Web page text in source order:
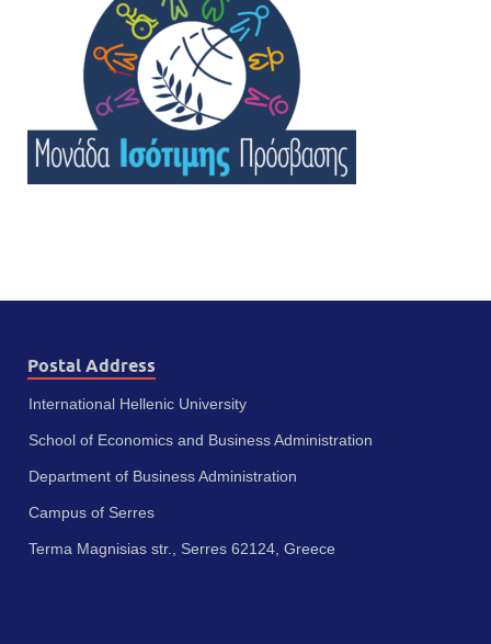
Postal Address
International Hellenic University
School of Economics and Business Administration
Department of Business Administration
Campus of Serres
Terma Magnisias str., Serres 62124, Greece